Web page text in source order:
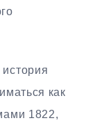
как
1822,